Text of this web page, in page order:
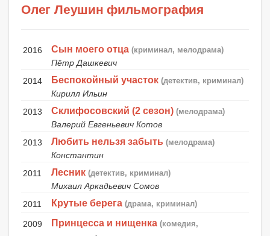
Олег Леушин фильмография
2016 Сын моего отца (криминал, мелодрама)
Пётр Дашкевич
2014
Беспокойный участок (детектив, криминал)
Кирилл Ильин
2013
Склифосовский (2 сезон) (мелодрама)
Валерий Евгеньевич Котов
2013
Любить нельзя забыть (мелодрама)
Константин
2011
Лесник (детектив, криминал)
Михаил Аркадьевич Сомов
2011
Крутые берега (драма, криминал)
2009 Принцесса и нищенка (комедия,